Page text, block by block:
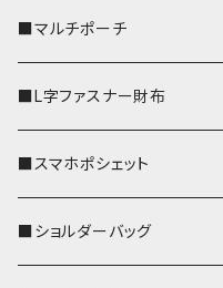
■マルチポーチ
■L字ファスナー財布
■スマホポシェット
■ショルダーバッグ